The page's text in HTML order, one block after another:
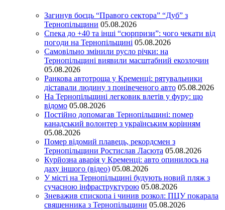
Загинув боєць “Правого сектора” “Дуб” з
Тернопільщини 05.08.2026
Спека до +40 та інші “сюрпризи”: чого чекати від
погоди на Тернопільщині 05.08.2026
Самовільно змінили русло річки: на
Тернопільщині виявили масштабний екозлочин
05.08.2026
Ранкова автотроща у Кременці: рятувальники
діставали людину з понівеченого авто 05.08.2026
На Тернопільщині легковик влетів у фуру: що
відомо 05.08.2026
Постійно допомагав Тернопільщині: помер
канадський волонтер з українським корінням
05.08.2026
Помер відомий плавець, рекордсмен з
Тернопільщини Ростислав Ласюта 05.08.2026
Курйозна аварія у Кременці: авто опинилось на
даху іншого (відео) 05.08.2026
У місті на Тернопільщині будують новий пляж з
сучасною інфраструктурою 05.08.2026
Зневажив єпископа і чинив розкол: ПЦУ покарала
священника з Тернопільщини 05.08.2026